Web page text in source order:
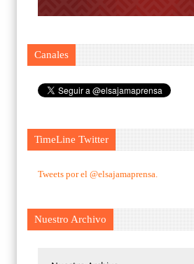
Canales
TimeLine Twitter
Tweets por el @elsajamaprensa.
Nuestro Archivo